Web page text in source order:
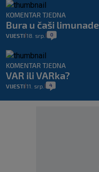
KOMENTAR TJEDNA
Bura u čaši limunade
VIJESTI 18. srp. 0
KOMENTAR TJEDNA
VAR ili VARka?
VIJESTI 11. srp. 4